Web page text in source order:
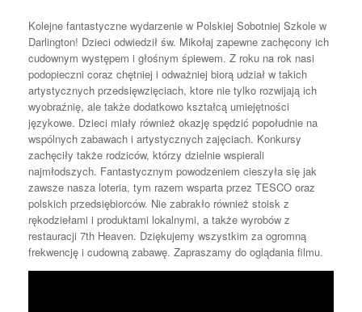
Kolejne fantastyczne wydarzenie w Polskiej Sobotniej Szkole w
Darlington! Dzieci odwiedził św. Mikołaj zapewne zachęcony ich
cudownym występem i głośnym śpiewem. Z roku na rok nasi
podopieczni coraz chętniej i odważniej biorą udział w takich
artystycznych przedsięwzięciach, ktore nie tylko rozwijają ich
wyobraźnię, ale także dodatkowo kształcą umiejętności
językowe. Dzieci miały również okazję spędzić popołudnie na
wspólnych zabawach i artystycznych zajęciach. Konkursy
zachęciły także rodziców, którzy dzielnie wspierali
najmłodszych. Fantastycznym powodzeniem cieszyła się jak
zawsze nasza loteria, tym razem wsparta przez TESCO oraz
polskich przedsiębiorców. Nie zabrakło również stoisk z
rękodziełami i produktami lokalnymi, a także wyrobów z
restauracji 7th Heaven. Dziękujemy wszystkim za ogromną
frekwencję i cudowną zabawę. Zapraszamy do oglądania filmu.